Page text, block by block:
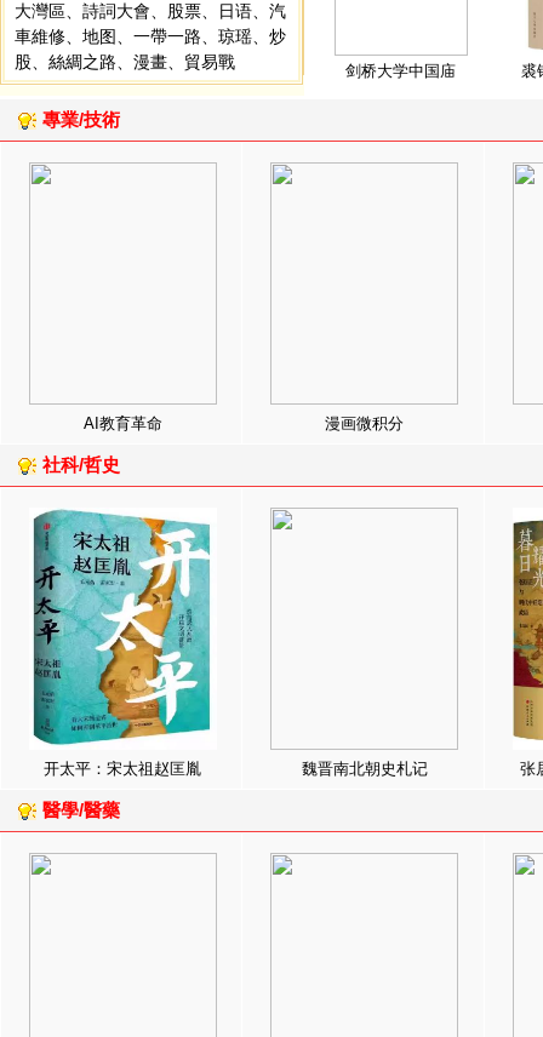
大灣區
詩詞大會 股票 日语
汽
車維修
地图 一帶一路 琼瑶
炒
股
絲綢之路 漫畫 貿易戰 剑桥大学中国庙 裘
專業/技術
AI教育革命 漫画微积分
社科/哲史
开太平：宋太祖赵匡胤 魏晋南北朝史札记 张
醫學/醫藥